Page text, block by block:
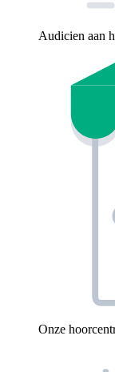
Audicien aan
Onze